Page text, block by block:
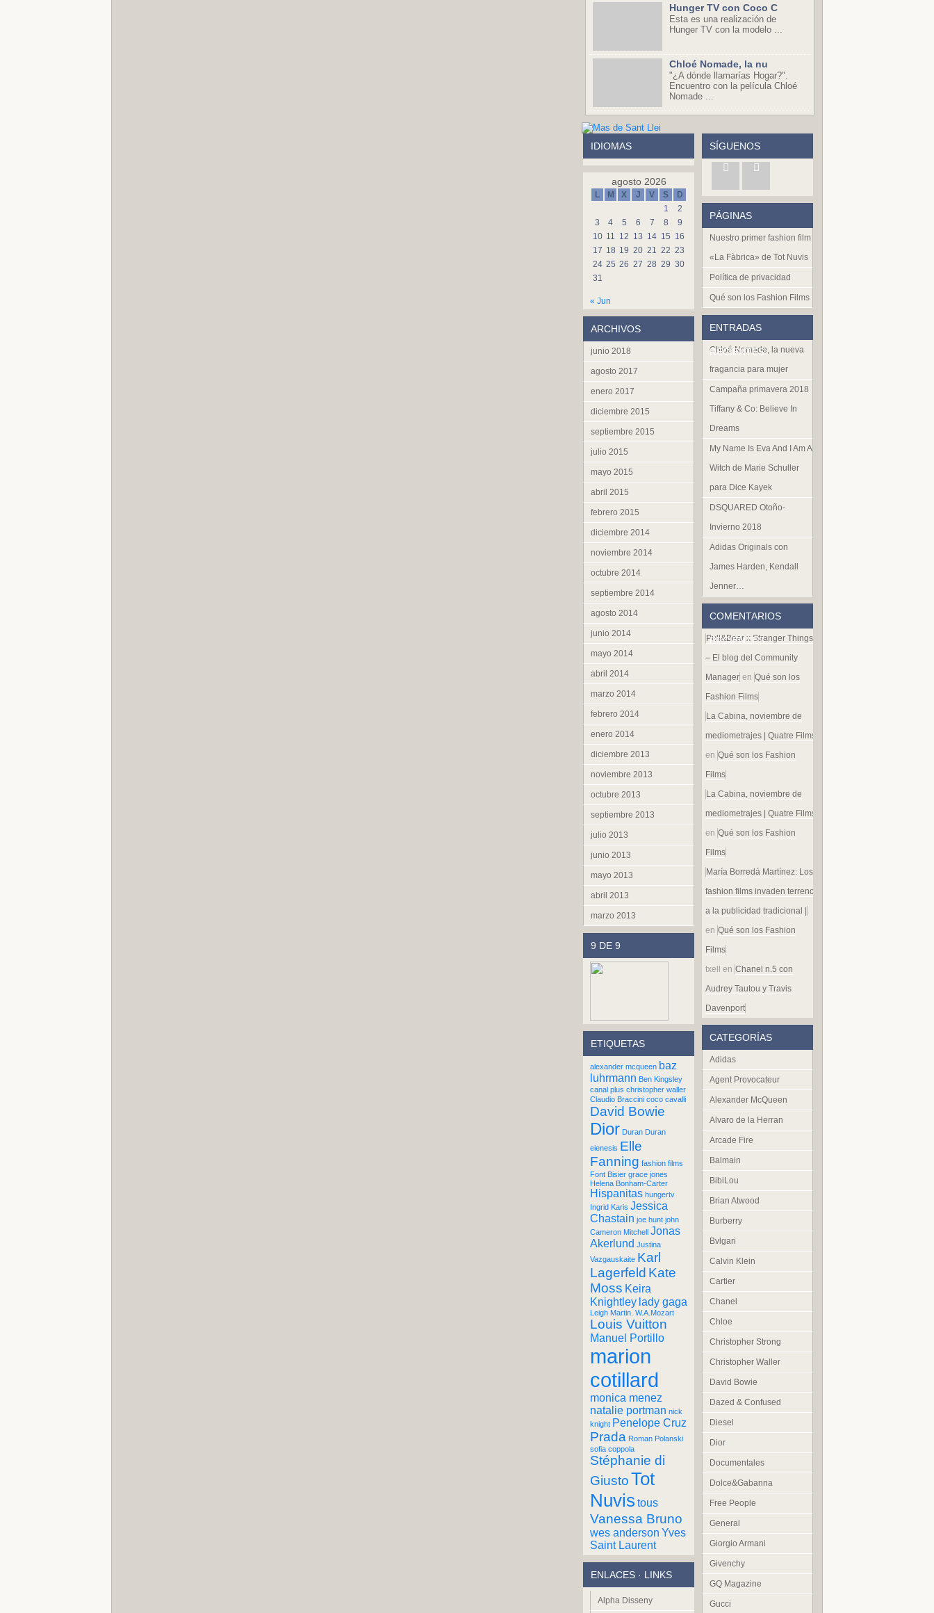
Hunger TV con Coco C
Esta es una realización de
Hunger TV con la modelo ...
Chloé Nomade, la nu
"¿A dónde llamarías Hogar?".
Encuentro con la película Chloé
Nomade ...
IDIOMAS
agosto 2026
L M X J V S
D
1
2
3
4 5 6 7 8
9
10 11 12 13 14 15 16
17 18 19 20 21 22 23
24 25 26 27 28 29 30
31
« Jun
ARCHIVOS
junio 2018
agosto 2017
enero 2017
diciembre 2015
septiembre 2015
julio 2015
mayo 2015
abril 2015
febrero 2015
diciembre 2014
noviembre 2014
octubre 2014
septiembre 2014
agosto 2014
junio 2014
mayo 2014
abril 2014
marzo 2014
febrero 2014
enero 2014
diciembre 2013
noviembre 2013
octubre 2013
septiembre 2013
julio 2013
junio 2013
mayo 2013
abril 2013
marzo 2013
9 DE 9
ETIQUETAS
alexander mcqueen baz
luhrmann Ben Kingsley
canal plus christopher waller
Claudio Braccini coco cavalli
David Bowie
Dior Duran Duran
eienesis Elle
Fanning fashion films
Font Bisier grace jones
Helena Bonham-Carter
Hispanitas hungertv
Ingrid Karis Jessica
Chastain joe hunt john
Cameron Mitchell Jonas
Akerlund Justina
Vazgauskaite Karl
Lagerfeld Kate
Moss Keira
Knightley lady gaga
Leigh Martin. W.A.Mozart
Louis Vuitton
Manuel Portillo
marion
cotillard
monica menez
natalie portman nick
knight Penelope Cruz
Prada Roman Polanski
sofia coppola
Stéphanie di
GiustoTot
Nuvis tous
Vanessa Bruno
wes anderson Yves
Saint Laurent
ENLACES · LINKS
Alpha Disseny
SÍGUENOS
PÁGINAS
Nuestro primer fashion film
«La Fàbrica» de Tot Nuvis
Política de privacidad
Qué son los Fashion Films
ENTRADAS
RECIENTES
Chloé Nomade, la nueva
fragancia para mujer
Campaña primavera 2018
Tiffany & Co: Believe In
Dreams
My Name Is Eva And I Am A
Witch de Marie Schuller
para Dice Kayek
DSQUARED Otoño-
Invierno 2018
Adidas Originals con
James Harden, Kendall
Jenner…
COMENTARIOS
RECIENTES
Pull&Bear x Stranger Things
– El blog del Community
Manager en Qué son los
Fashion Films
La Cabina, noviembre de
mediometrajes | Quatre Films
en Qué son los Fashion
Films
La Cabina, noviembre de
mediometrajes | Quatre Films
en Qué son los Fashion
Films
María Borredá Martínez: Los
fashion films invaden terreno
a la publicidad tradicional |
en Qué son los Fashion
Films
txell
en Chanel n.5 con
Audrey Tautou y Travis
Davenport
CATEGORÍAS
Adidas
Agent Provocateur
Alexander McQueen
Alvaro de la Herran
Arcade Fire
Balmain
BibiLou
Brian Atwood
Burberry
Bvlgari
Calvin Klein
Cartier
Chanel
Chloe
Christopher Strong
Christopher Waller
David Bowie
Dazed & Confused
Diesel
Dior
Documentales
Dolce&Gabanna
Free People
General
Giorgio Armani
Givenchy
GQ Magazine
Gucci